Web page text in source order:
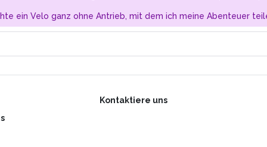
ein Velo ganz ohne Antrieb, mit dem ich meine Abenteuer
Kontaktiere uns